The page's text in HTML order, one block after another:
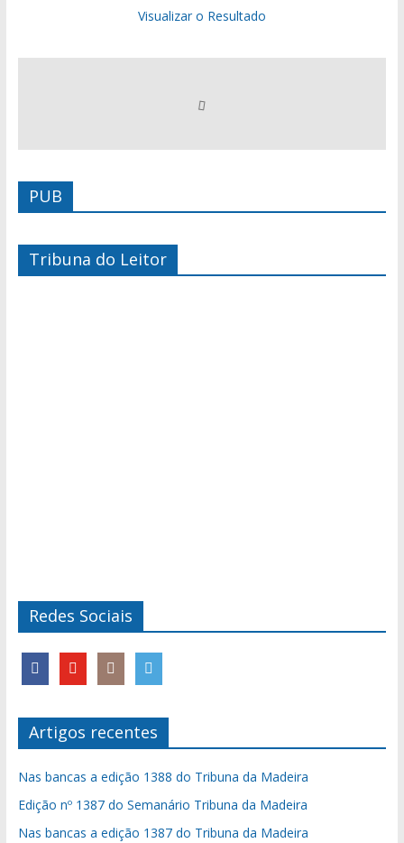
Visualizar o Resultado
PUB
Tribuna do Leitor
Redes Sociais
Artigos recentes
Nas bancas a edição 1388 do Tribuna da Madeira
Edição nº 1387 do Semanário Tribuna da Madeira
Nas bancas a edição 1387 do Tribuna da Madeira